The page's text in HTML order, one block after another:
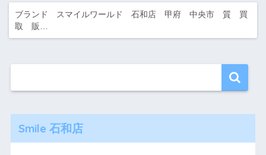
ブランド スマイルワールド 石和店 甲府 中央市 質 買
取 販…
Smile 石和店